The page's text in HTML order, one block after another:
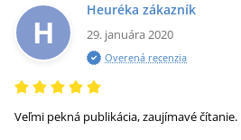
H
Heuréka zákazník
29. januára 2020
Overená recenzia
Veľmi pekná publikácia, zaujímavé čítanie.